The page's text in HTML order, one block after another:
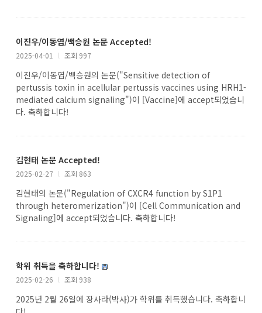
이진우/이동엽/백승원 논문 Accepted!
2025-04-01 l 조회 997
이진우/이동엽/백승원의 논문("Sensitive detection of
pertussis toxin in acellular pertussis vaccines using HRH1-
mediated calcium signaling")이 [Vaccine]에 accept되었습니
다. 축하합니다!
김현태 논문 Accepted!
2025-02-27 l 조회 863
김현태의 논문("Regulation of CXCR4 function by S1P1
through heteromerization")이 [Cell Communication and
Signaling]에 accept되었습니다. 축하합니다!
학위 취득을 축하합니다!
2025-02-26 l 조회 938
2025년 2월 26일에 장사라(박사)가 학위를 취득했습니다. 축하합니